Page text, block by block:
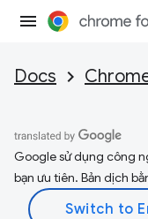
Docs
Google sử dụng công
bạn ưu tiên. Bản dịch